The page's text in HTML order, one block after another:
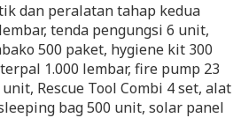
dan peralatan tahap kedua
tenda pengungsi 6 unit,
500 paket, hygiene kit 300
1.000 lembar, fire pump 23
Rescue Tool Combi 4 set, alat
bag 500 unit, solar panel